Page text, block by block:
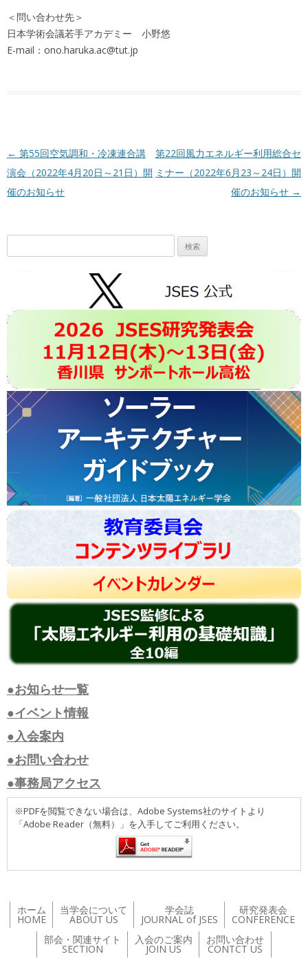
＜問い合わせ先＞
日本学術会議若手アカデミー 小野悠
E-mail：ono.haruka.ac@tut.jp
投稿ナビゲーション
← 第55回空気調和・冷凍連合講
演会（2022年4月20日～21日）開
催のお知らせ
第22回風力エネルギー利用総合セ
ミナー（2022年6月23～24日）開
催のお知らせ →
索:
●お知らせ一覧
●イベント情報
●入会案内
●お問い合わせ
●事務局アクセス
※PDFを閲覧できない場合は、Adobe Systems社のサイトより
「Adobe Reader（無料）」を入手してご利用ください。
ホーム
HOME
当学会について
ABOUT US
学会誌
JOURNAL of JSES
研究発表会
CONFERENCE
部会・関連サイト
SECTION
入会のご案内
JOIN US
お問い合わせ
CONTCT US